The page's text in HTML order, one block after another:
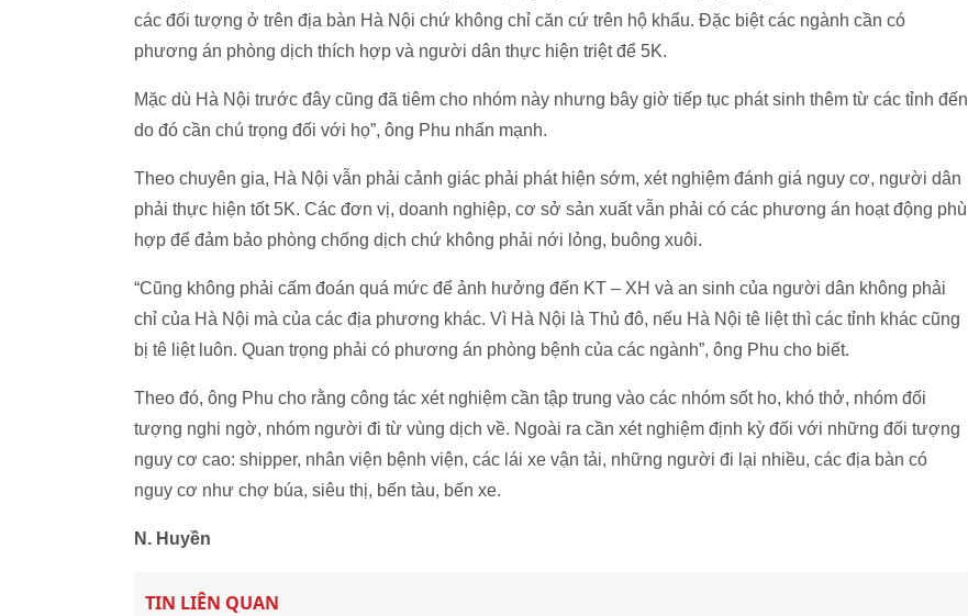
các đối tượng ở trên địa bàn Hà Nội chứ không chỉ căn cứ trên hộ khẩu. Đặc biệt các ngành cần có
phương án phòng dịch thích hợp và người dân thực hiện triệt để 5K.
Mặc dù Hà Nội trước đây cũng đã tiêm cho nhóm này nhưng bây giờ tiếp tục phát sinh thêm từ các tỉnh đến
do đó cần chú trọng đối với họ”, ông Phu nhấn mạnh.
Theo chuyên gia, Hà Nội vẫn phải cảnh giác phải phát hiện sớm, xét nghiệm đánh giá nguy cơ, người dân
phải thực hiện tốt 5K. Các đơn vị, doanh nghiệp, cơ sở sản xuất vẫn phải có các phương án hoạt động phù
hợp để đảm bảo phòng chống dịch chứ không phải nới lỏng, buông xuôi.
“Cũng không phải cấm đoán quá mức để ảnh hưởng đến KT – XH và an sinh của người dân không phải
chỉ của Hà Nội mà của các địa phương khác. Vì Hà Nội là Thủ đô, nếu Hà Nội tê liệt thì các tỉnh khác cũng
bị tê liệt luôn. Quan trọng phải có phương án phòng bệnh của các ngành”, ông Phu cho biết.
Theo đó, ông Phu cho rằng công tác xét nghiệm cần tập trung vào các nhóm sốt ho, khó thở, nhóm đối
tượng nghi ngờ, nhóm người đi từ vùng dịch về. Ngoài ra cần xét nghiệm định kỳ đối với những đối tượng
nguy cơ cao: shipper, nhân viện bệnh viện, các lái xe vận tải, những người đi lại nhiều, các địa bàn có
nguy cơ như chợ búa, siêu thị, bến tàu, bến xe.
N. Huyền
TIN LIÊN QUAN